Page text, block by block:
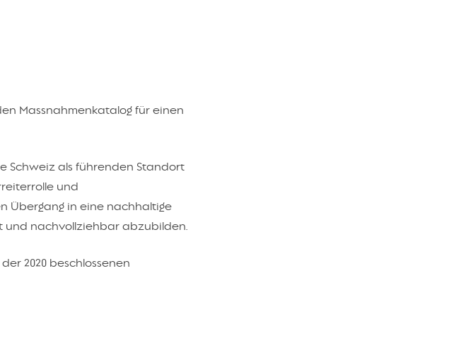
Massnahmenkatalog für einen
Schweiz als führenden Standort
und
Übergang in eine nachhaltige
und nachvollziehbar abzubilden.
2020 beschlossenen